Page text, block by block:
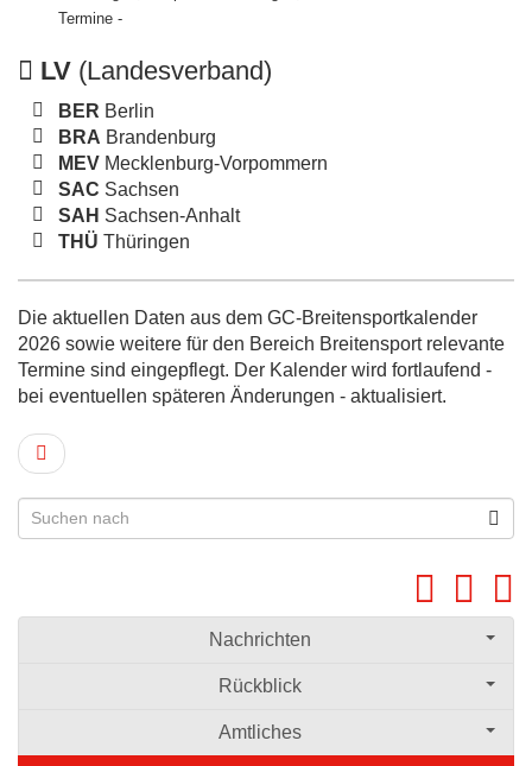
Termine -
LV (Landesverband)
BER Berlin
BRA Brandenburg
MEV Mecklenburg-Vorpommern
SAC Sachsen
SAH Sachsen-Anhalt
THÜ Thüringen
Die aktuellen Daten aus dem GC-Breitensportkalender
2026 sowie weitere für den Bereich Breitensport relevante
Termine sind eingepflegt. Der Kalender wird fortlaufend -
bei eventuellen späteren Änderungen - aktualisiert.
Nachrichten
Rückblick
Amtliches